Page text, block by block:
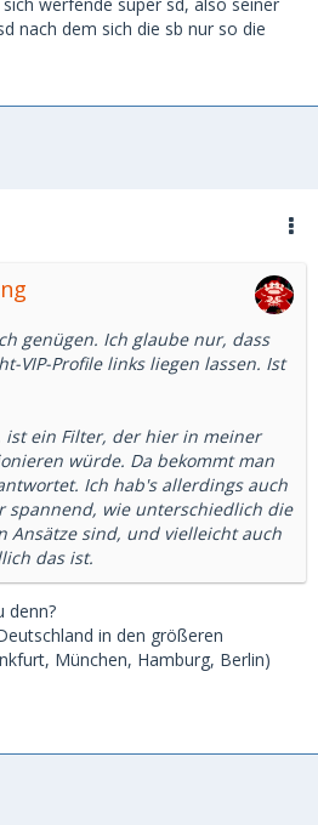
nach dem sich die sb nur so die
genügen. Ich glaube nur, dass
VIP-Profile links liegen lassen. Ist
ist ein Filter, der hier in meiner
würde. Da bekommt man
Ich hab's allerdings auch
spannend, wie unterschiedlich die
Ansätze sind, und vielleicht auch
das ist.
denn?
in den größeren
München, Hamburg, Berlin)